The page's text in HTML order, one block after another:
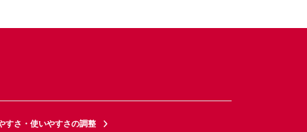
すさ・使いやすさの調整